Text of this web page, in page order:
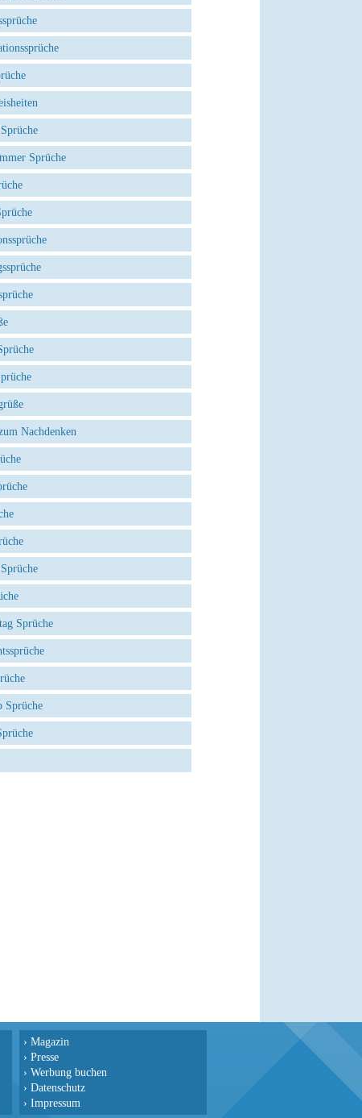
Sprüche
Nachdenken
Sprüche
Sprüche
› Magazin
› Presse
› Werbung buchen
› Datenschutz
› Impressum